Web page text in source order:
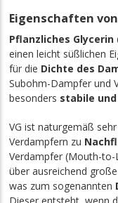
Eigenschaften
Pflanzliches Glycerin
einen leicht süßlichen
für die Dichte des
Subohm-Dampfer und
besonders stabile
VG ist naturgemäß
Verdampfern zu
Verdampfer (Mouth-
über ausreichend
was zum sogenannten
Dieser entsteht, wenn